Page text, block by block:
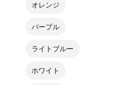
オレンジ
パープル
ライトブルー
ホワイト